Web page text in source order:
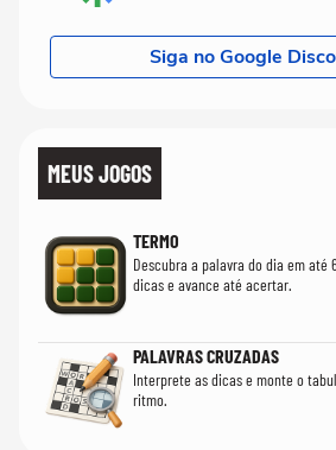
Siga no Google
MEUS JOGOS
TERMO
Descubra a palavra do dia em até
dicas e avance até acertar.
PALAVRAS CRUZADAS
Interprete as dicas e monte o
ritmo.